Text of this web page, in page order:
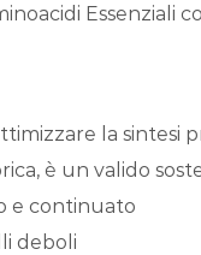
Essenziali
la sintesi
è un valido
e continuato
deboli